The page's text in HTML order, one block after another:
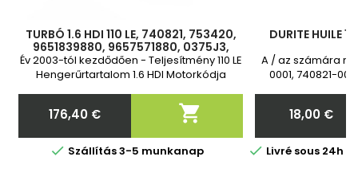
TURBÓ 1.6 HDI 110 LE, 740821, 753420,
9651839880, 9657571880, 0375J3,
0375J6, 0375J8, 0375J7, 3M5Q6K682,
9650764480, 9657571880
Év 2003-tól kezdődően - Teljesítmény 110 LE
Hengerűrtartalom 1.6 HDI Motorkódja
G8DA G8DB DV6TED 2 év garancia
Olajellátó cső és szűrő elérhető
Ár
176,40 € 
 Szállítás 3-5 munkanap
DURITE HUILE
A / az számára
0001, 740821-
753420-3,
Ár
18,00 €
 Livré sous 24h